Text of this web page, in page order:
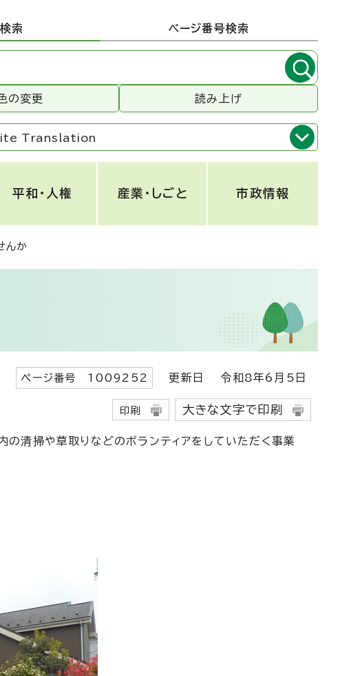
索 ページ番号検索
の変更 読み上げ
Translation
平和・人権 産業・しごと 市政情報
んか
ページ番号 1009252 更新日 令和8年6月5日
印刷 大きな文字で印刷
の清掃や草取りなどのボランティアをしていただく事業